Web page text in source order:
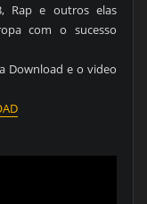
Rap e outros elas
com o sucesso
Download e o video